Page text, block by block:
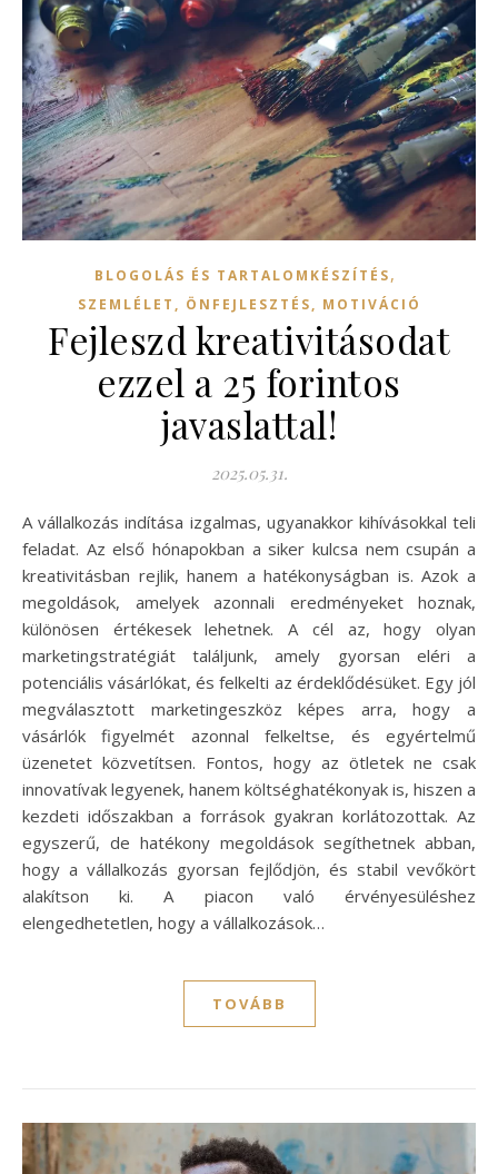
BLOGOLÁS ÉS TARTALOMKÉSZÍTÉS,
SZEMLÉLET, ÖNFEJLESZTÉS, MOTIVÁCIÓ
Fejleszd kreativitásodat
ezzel a 25 forintos
javaslattal!
2025.05.31.
A vállalkozás indítása izgalmas, ugyanakkor kihívásokkal teli
feladat. Az első hónapokban a siker kulcsa nem csupán a
kreativitásban rejlik, hanem a hatékonyságban is. Azok a
megoldások, amelyek azonnali eredményeket hoznak,
különösen értékesek lehetnek. A cél az, hogy olyan
marketingstratégiát találjunk, amely gyorsan eléri a
potenciális vásárlókat, és felkelti az érdeklődésüket. Egy jól
megválasztott marketingeszköz képes arra, hogy a
vásárlók figyelmét azonnal felkeltse, és egyértelmű
üzenetet közvetítsen. Fontos, hogy az ötletek ne csak
innovatívak legyenek, hanem költséghatékonyak is, hiszen a
kezdeti időszakban a források gyakran korlátozottak. Az
egyszerű, de hatékony megoldások segíthetnek abban,
hogy a vállalkozás gyorsan fejlődjön, és stabil vevőkört
alakítson ki. A piacon való érvényesüléshez
elengedhetetlen, hogy a vállalkozások…
TOVÁBB